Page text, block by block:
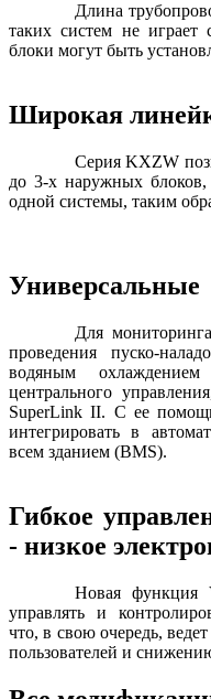
Длина
таких систем не играет
блоки могут быть
Широкая
Серия KXZW
до 3-х наружных
одной системы, таким
Универсальные
Для
проведения пуско-
водяным
центрального
SuperLink II. С ее
интегрировать в
всем зданием (BMS).
Гибкое
- низкое
Новая функция
управлять и
что, в свою очередь,
пользователей и